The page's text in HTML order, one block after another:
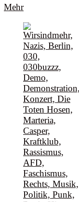
Mehr